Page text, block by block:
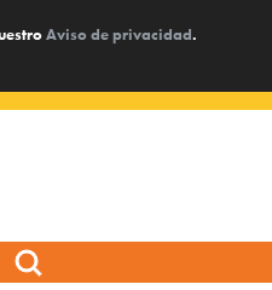
Aviso de privacidad.
Search
for: